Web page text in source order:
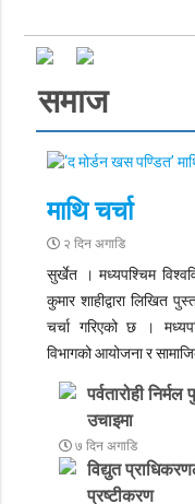
समाज
माथि चर्चा
२ दिन अगाडि
सुर्खेत ।मध्यपश्चिम
कुमार शाहीद्वारा लिखित
चर्चा गरिएको छ ।
विभागको आयोजना र
पर्वतारोही
उचाइमा
७ दिन अगाडि
विद्युत
प्रष्टीकरण